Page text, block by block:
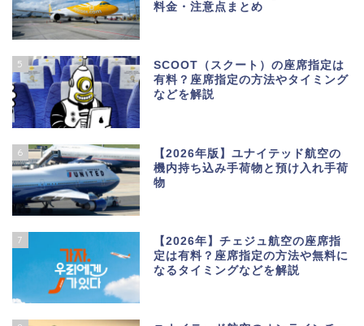
料金・注意点まとめ
5
SCOOT（スクート）の座席指定は
有料？座席指定の方法やタイミング
などを解説
6
【2026年版】ユナイテッド航空の
機内持ち込み手荷物と預け入れ手荷
物
7
【2026年】チェジュ航空の座席指
定は有料？座席指定の方法や無料に
なるタイミングなどを解説